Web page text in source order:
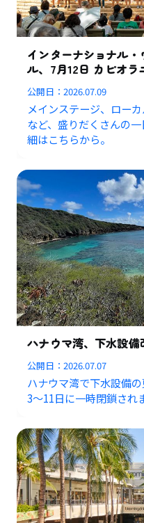
インターナショナル
ル、7月12日 カピオラ
公開日：2026.07.09
メインステージ、ロー
など、盛りだくさんの
細はこちらから。
ハナウマ湾、下水設
公開日：2026.07.07
ハナウマ湾で下水設備
3〜11日に一時閉鎖され